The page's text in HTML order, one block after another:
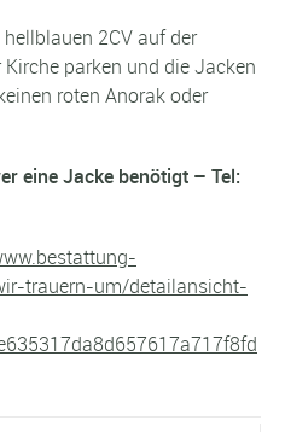
2CV auf der
parken und die Jacken
roten Anorak oder
eine Jacke benötigt – Tel:
trauern-um/detailansicht-